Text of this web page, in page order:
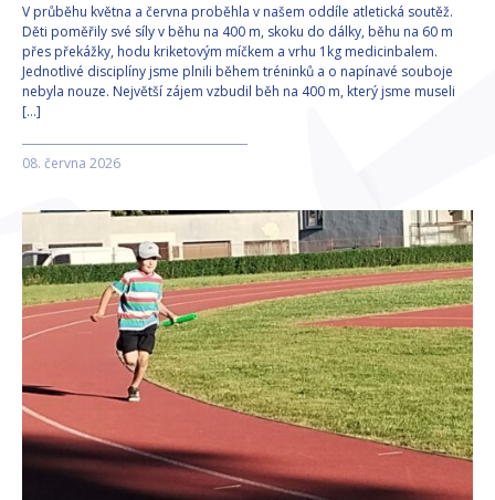
V průběhu května a června proběhla v našem oddíle atletická soutěž.
Děti poměřily své síly v běhu na 400 m, skoku do dálky, běhu na 60 m
přes překážky, hodu kriketovým míčkem a vrhu 1kg medicinbalem.
Jednotlivé disciplíny jsme plnili během tréninků a o napínavé souboje
nebyla nouze. Největší zájem vzbudil běh na 400 m, který jsme museli
[…]
08. června 2026